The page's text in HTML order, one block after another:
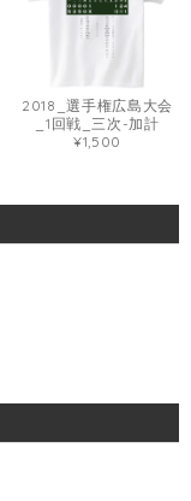
2018_選手権広島大会
_1回戦_三次-加計
¥1,500